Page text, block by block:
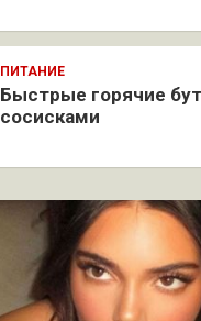
ПИТАНИЕ
Быстрые горячие
сосисками